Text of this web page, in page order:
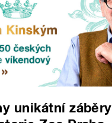
unikátní záběry